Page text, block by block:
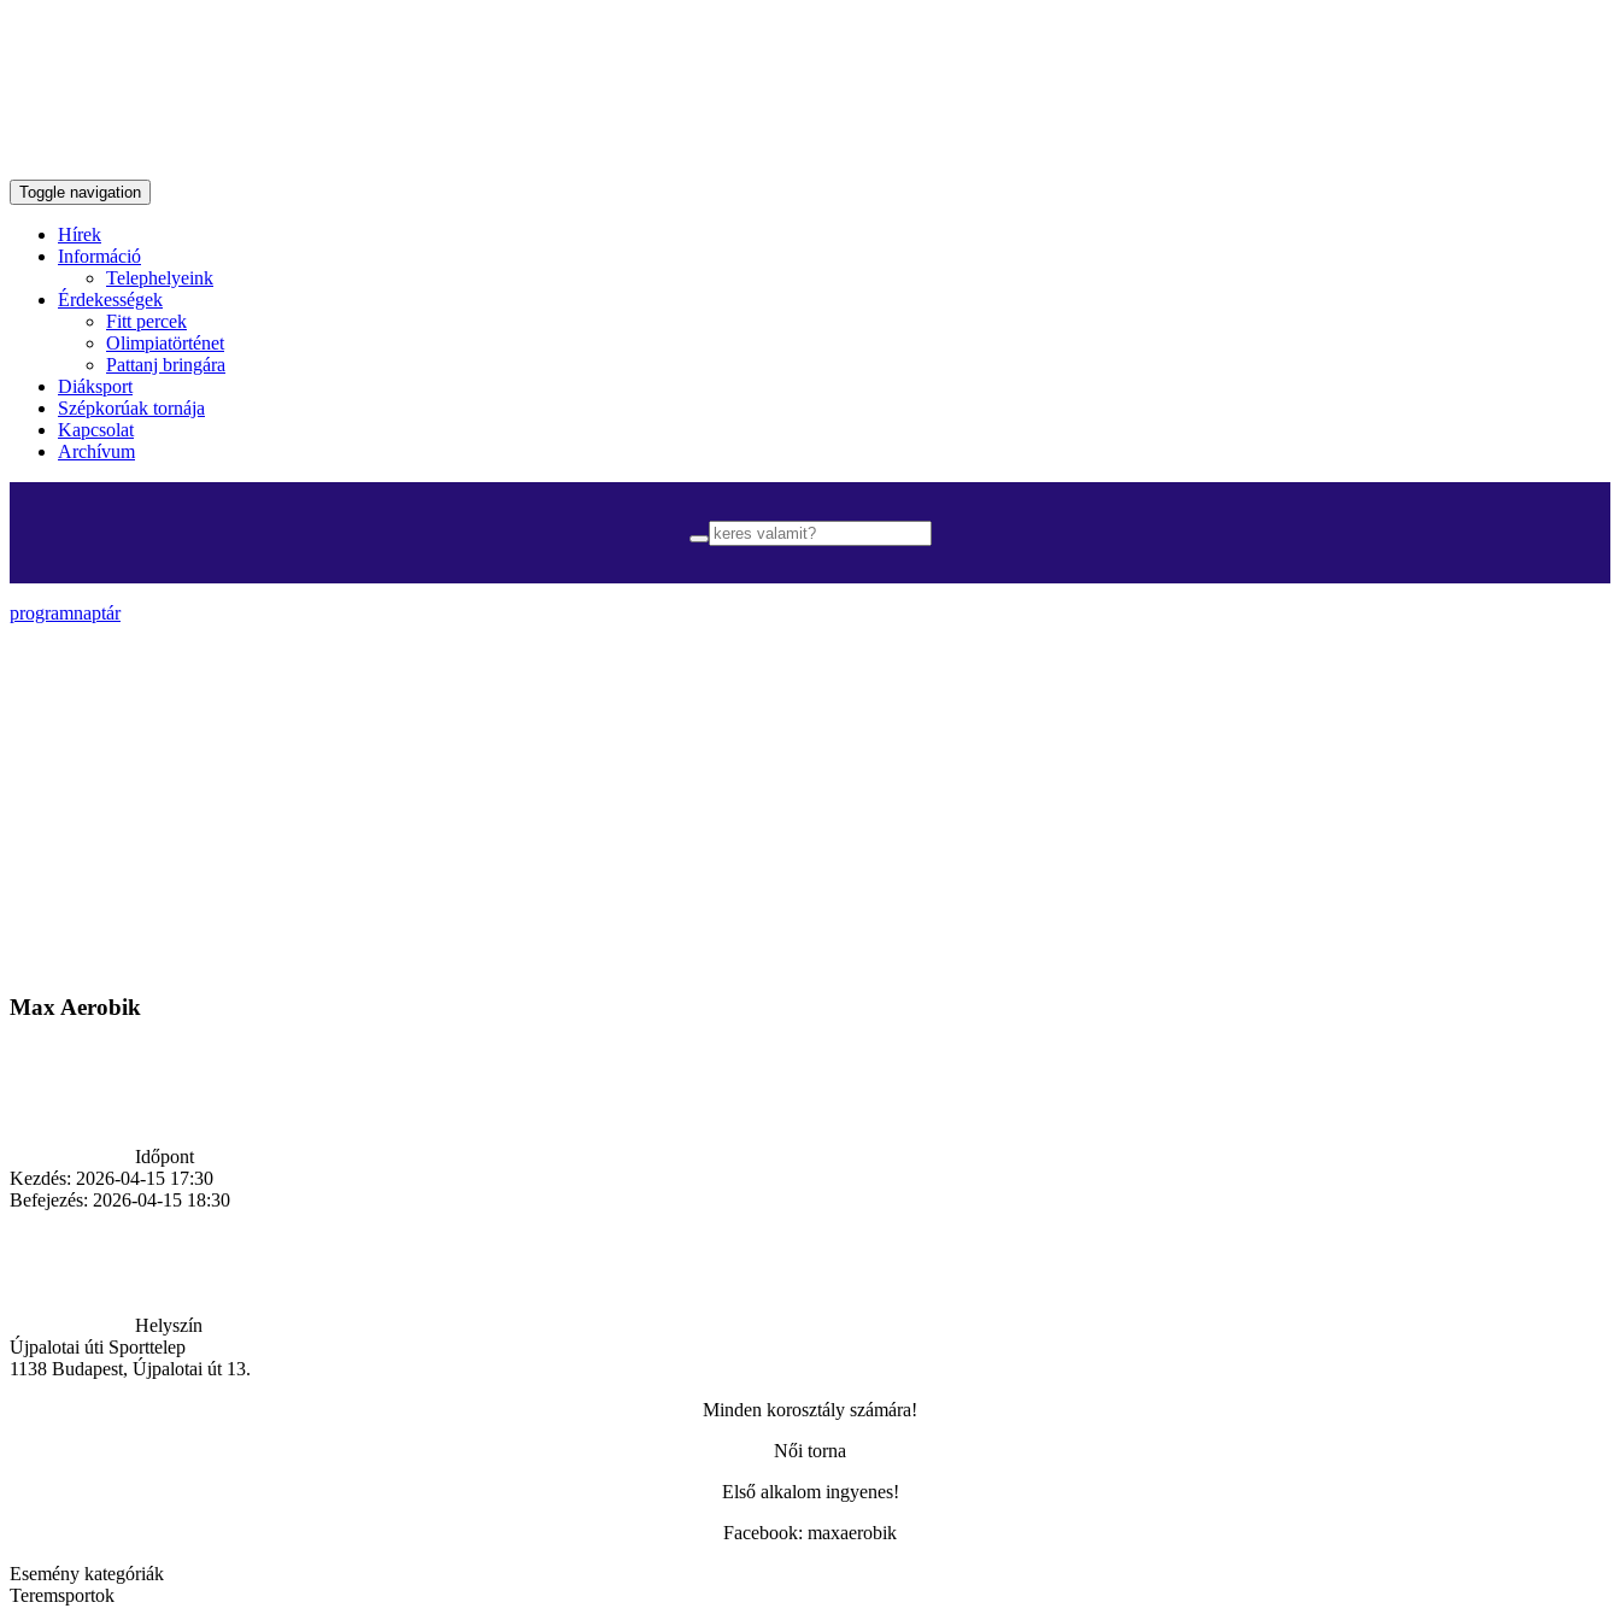
Toggle navigation
Hírek
Információ
Telephelyeink
Érdekességek
Fitt percek
Olimpiatörténet
Pattanj bringára
Diáksport
Szépkorúak tornája
Kapcsolat
Archívum
programnaptár
Max Aerobik
Időpont
Kezdés: 2026-04-15 17:30
Befejezés: 2026-04-15 18:30
Helyszín
Újpalotai úti Sporttelep
1138 Budapest, Újpalotai út 13.
Minden korosztály számára!
Női torna
Első alkalom ingyenes!
Facebook: maxaerobik
Esemény kategóriák
Teremsportok